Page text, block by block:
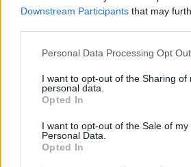
Downstream Participants that may
Personal Data Processing Opt
I want to opt-out of the Sharing of
personal data.
Opted In
I want to opt-out of the Sale of my
Personal Data.
Opted In
32 laipsnių šilumos
Žinios | Orai
Nufilmavo, kaip patvino Vilniaus
vaizdas pribloškia